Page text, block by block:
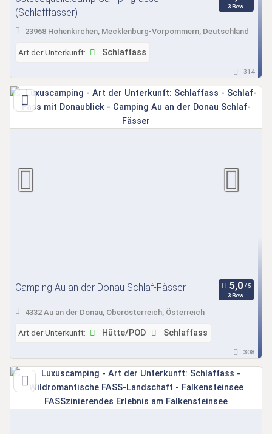
(Schlafffässer)
3 Bew.
23968 Hohenkirchen, Mecklenburg-Vorpommern, Deutschland
Art der Unterkunft: Schlaffass
314
Camping Au an der Donau Schlaf-Fässer
3 Bew.
4332 Au an der Donau, Oberösterreich, Österreich
Art der Unterkunft: Hütte/POD Schlaffass
308